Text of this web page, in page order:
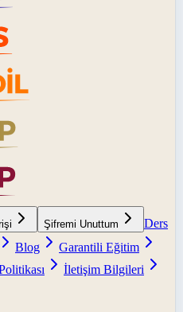
Şifremi Unuttum
Ders
Blog
Garantili Eğitim
İletişim Bilgileri